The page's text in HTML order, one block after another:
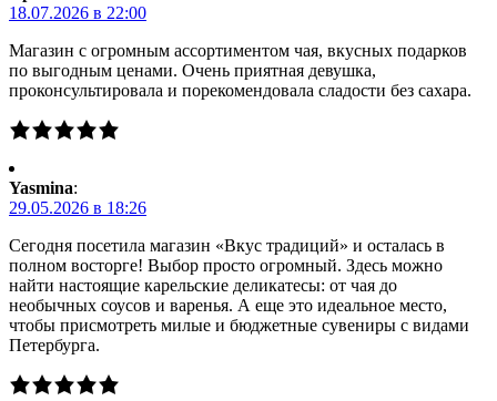
18.07.2026 в 22:00
Магазин с огромным ассортиментом чая, вкусных подарков
по выгодным ценами. Очень приятная девушка,
проконсультировала и порекомендовала сладости без сахара.
Yasmina:
29.05.2026 в 18:26
Сегодня посетила магазин «Вкус традиций» и осталась в
полном восторге! Выбор просто огромный. Здесь можно
найти настоящие карельские деликатесы: от чая до
необычных соусов и варенья. А еще это идеальное место,
чтобы присмотреть милые и бюджетные сувениры с видами
Петербурга.